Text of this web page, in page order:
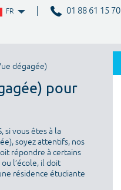
FR 01 88 61 15 70
dégagée)
pour
si vous êtes à la
soyez attentifs, nos
répondre à certains
l’école, il doit
résidence étudiante